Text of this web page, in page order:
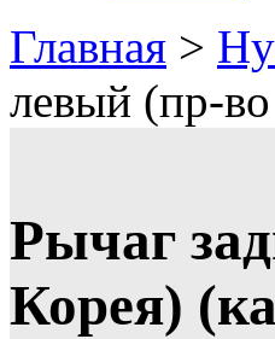
Главная >
левый (пр-
Рычаг
Корея)